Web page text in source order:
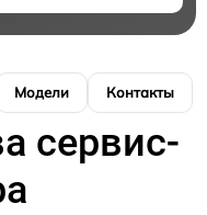
Модели Контакты
сервис-